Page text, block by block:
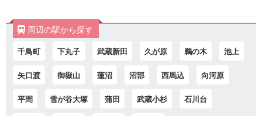
周辺の駅から探す
千鳥町 下丸子 武蔵新田 久が原 鵜の木 池上
矢口渡 御嶽山 蓮沼 沼部 西馬込 向河原
平間 雪が谷大塚 蒲田 武蔵小杉 石川台